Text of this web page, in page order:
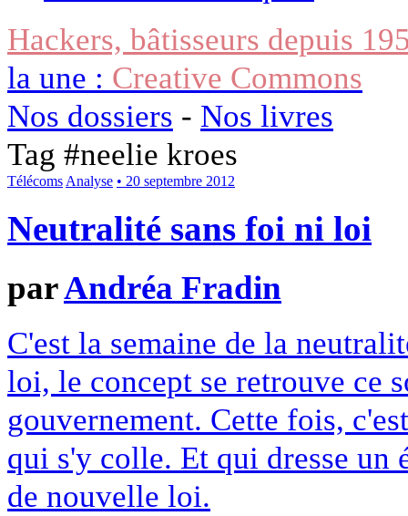
Hackers, bâtisseurs depuis
la une : Creative Commons
Nos dossiers - Nos livres
Tag #neelie kroes
Télécoms Analyse • 20 septembre 2012
Neutralité sans foi ni loi
parAndréa Fradin
C'est la semaine de la
loi, le concept se retrouve ce
gouvernement. Cette fois,
qui s'y colle. Et qui dresse un
de nouvelle loi.